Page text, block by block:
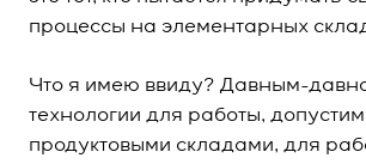
процессы на элементарных
Что я имею ввиду? Давным-
технологии для работы,
продуктовыми складами, для